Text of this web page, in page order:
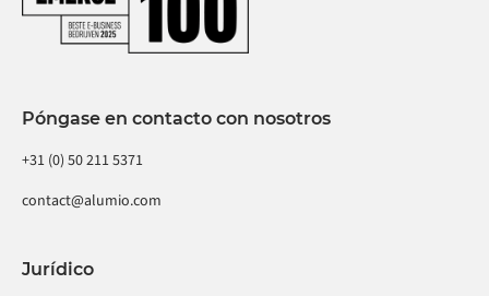
Póngase en contacto con nosotros
+31 (0) 50 211 5371
contact@alumio.com
Jurídico